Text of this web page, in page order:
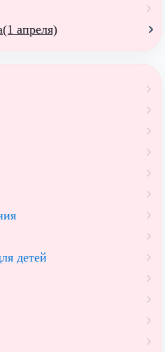
апреля)
детей